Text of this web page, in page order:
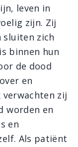
leven in
zijn. Zij
sluiten zich
binnen hun
de dood
en
zij
worden en
en
Als patiënt